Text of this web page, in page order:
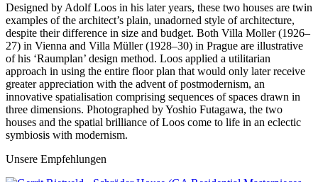
Designed by Adolf Loos in his later years, these two houses are twin
examples of the architect’s plain, unadorned style of architecture,
despite their difference in size and budget. Both Villa Moller (1926–
27) in Vienna and Villa Müller (1928–30) in Prague are illustrative
of his ‘Raumplan’ design method. Loos applied a utilitarian
approach in using the entire floor plan that would only later receive
greater appreciation with the advent of postmodernism, an
innovative spatialisation comprising sequences of spaces drawn in
three dimensions. Photographed by Yoshio Futagawa, the two
houses and the spatial brilliance of Loos come to life in an eclectic
symbiosis with modernism.
Unsere Empfehlungen